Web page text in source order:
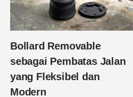
Bollard Removable
sebagai Pembatas Jalan
yang Fleksibel dan
Modern